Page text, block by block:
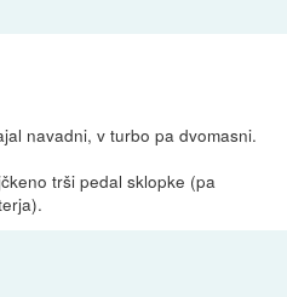
navadni, v turbo pa dvomasni.
trši pedal sklopke (pa